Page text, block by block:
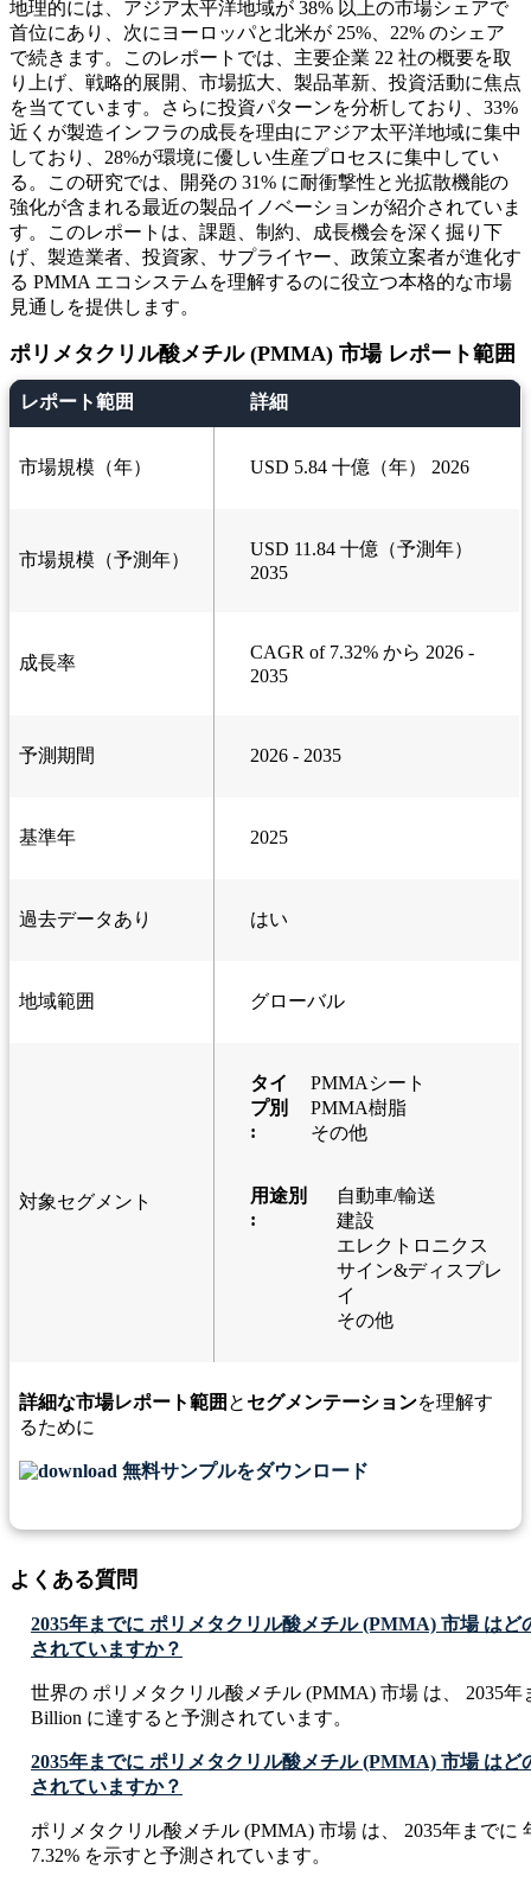
地理的には、アジア太平洋地域が 38% 以上の市場シェアで
首位にあり、次にヨーロッパと北米が 25%、22% のシェア
で続きます。このレポートでは、主要企業 22 社の概要を取
り上げ、戦略的展開、市場拡大、製品革新、投資活動に焦点
を当てています。さらに投資パターンを分析しており、33%
近くが製造インフラの成長を理由にアジア太平洋地域に集中
しており、28%が環境に優しい生産プロセスに集中してい
る。この研究では、開発の 31% に耐衝撃性と光拡散機能の
強化が含まれる最近の製品イノベーションが紹介されていま
す。このレポートは、課題、制約、成長機会を深く掘り下
げ、製造業者、投資家、サプライヤー、政策立案者が進化す
る PMMA エコシステムを理解するのに役立つ本格的な市場
見通しを提供します。
ポリメタクリル酸メチル (PMMA) 市場 レポート範囲
レポート範囲 詳細
市場規模（年） USD 5.84 十億（年） 2026
市場規模（予測年）
USD 11.84 十億（予測年）
2035
成長率
CAGR of 7.32% から 2026 -
2035
予測期間 2026 - 2035
基準年 2025
過去データあり はい
地域範囲 グローバル
対象セグメント
タイ
プ別
:
PMMAシート
PMMA樹脂
その他
用途別
:
自動車/輸送
建設
エレクトロニクス
サイン&ディスプレ
イ
その他
詳細な市場レポート範囲 と セグメンテーションを理解す
るために
無料サンプルをダウンロード
よくある質問
2035年までに ポリメタクリル酸メチル (PMMA) 市場 はど
されていますか？
世界の ポリメタクリル酸メチル (PMMA) 市場 は、 2035年
Billion に達すると予測されています。
2035年までに ポリメタクリル酸メチル (PMMA) 市場 は
されていますか？
ポリメタクリル酸メチル (PMMA) 市場 は、 2035年までに
7.32% を示すと予測されています。